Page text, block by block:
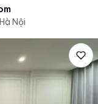
Nội